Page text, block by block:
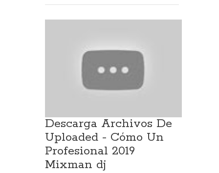
Descarga Archivos De
Uploaded - Cómo Un
Profesional 2019
Mixman dj